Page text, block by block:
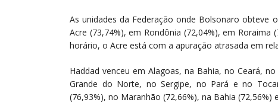
As unidades da Federação onde Bolsonaro obteve
Acre (73,74%), em Rondônia (72,04%), em
horário, o Acre está com a apuração atrasada em
Haddad venceu em Alagoas, na Bahia, no Ceará,
Grande do Norte, no Sergipe, no Pará e no
(76,93%), no Maranhão (72,66%), na Bahia (72,56%)